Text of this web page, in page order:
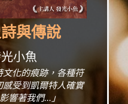
與傳說
小魚
化的痕跡，各種符
受到凱爾特人確實
響著我們...」